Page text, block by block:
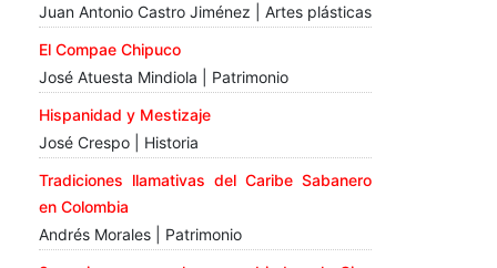
Juan Antonio Castro Jiménez | Artes plásticas
El Compae Chipuco
José Atuesta Mindiola | Patrimonio
Hispanidad y Mestizaje
José Crespo | Historia
Tradiciones llamativas del Caribe Sabanero
en Colombia
Andrés Morales | Patrimonio